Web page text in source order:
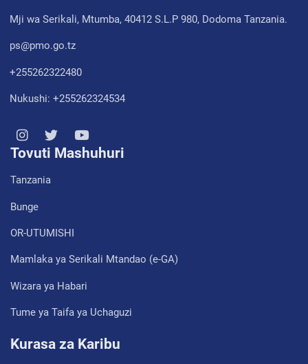
Mji wa Serikali, Mtumba, 40412 S.L.P 980, Dodoma Tanzania.
ps@pmo.go.tz
+255262322480
Nukushi: +255262324534
Tovuti Mashuhuri
Tanzania
Bunge
OR-UTUMISHI
Mamlaka ya Serikali Mtandao (e-GA)
Wizara ya Habari
Tume ya Taifa ya Uchaguzi
Kurasa za Karibu